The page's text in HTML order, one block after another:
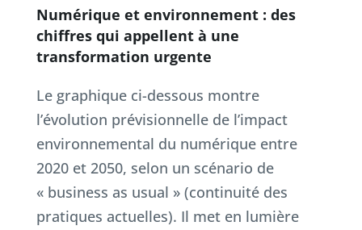
Numérique et environnement : des
chiffres qui appellent à une
transformation urgente
Le graphique ci-dessous montre
l’évolution prévisionnelle de l’impact
environnemental du numérique entre
2020 et 2050, selon un scénario de
« business as usual » (continuité des
pratiques actuelles). Il met en lumière